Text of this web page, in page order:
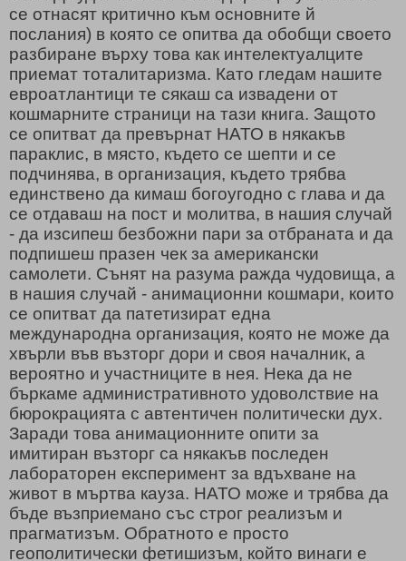
се отнасят критично към основните й
послания) в която се опитва да обобщи своето
разбиране върху това как интелектуалците
приемат тоталитаризма. Като гледам нашите
евроатлантици те сякаш са извадени от
кошмарните страници на тази книга. Защото
се опитват да превърнат НАТО в някакъв
параклис, в място, където се шепти и се
подчинява, в организация, където трябва
единствено да кимаш богоугодно с глава и да
се отдаваш на пост и молитва, в нашия случай
- да изсипеш безбожни пари за отбраната и да
подпишеш празен чек за американски
самолети. Сънят на разума ражда чудовища, а
в нашия случай - анимационни кошмари, които
се опитват да патетизират една
международна организация, която не може да
хвърли във възторг дори и своя началник, а
вероятно и участниците в нея. Нека да не
бъркаме административното удоволствие на
бюрокрацията с автентичен политически дух.
Заради това анимационните опити за
имитиран възторг са някакъв последен
лабораторен експеримент за вдъхване на
живот в мъртва кауза. НАТО може и трябва да
бъде възприемано със строг реализъм и
прагматизъм. Обратното е просто
геополитически фетишизъм, който винаги е